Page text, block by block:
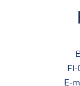
FI-
E-